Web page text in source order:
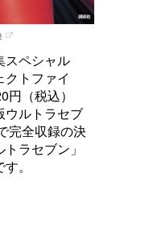
スペシャル
トファイ
（税込）
ウルトラセブ
完全収録の決
ラセブン」
。